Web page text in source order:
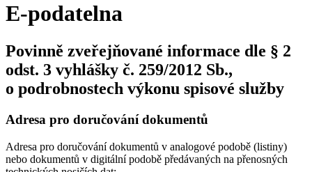
E-podatelna
Povinně zveřejňované informace dle § 2
odst. 3 vyhlášky č. 259/2012 Sb.,
o podrobnostech výkonu spisové služby
Adresa pro doručování dokumentů
Adresa pro doručování dokumentů v analogové podobě (listiny)
nebo dokumentů v digitální podobě předávaných na přenosných